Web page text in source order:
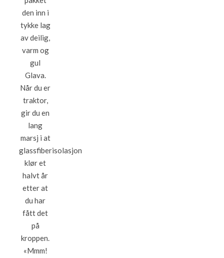
den inn i
tykke lag
av deilig,
varm og
gul
Glava.
Når du er
traktor,
gir du en
lang
marsj i at
glassfiberisolasjon
klør et
halvt år
etter at
du har
fått det
på
kroppen.
«Mmm!